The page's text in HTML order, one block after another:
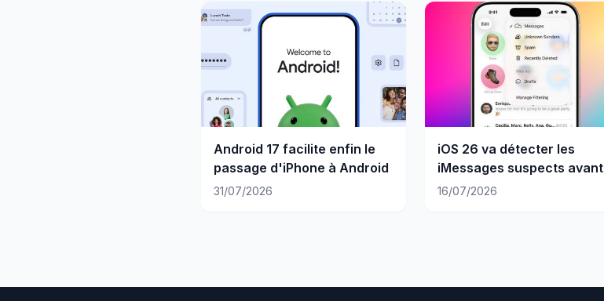
Android 17 facilite enfin le
passage d'iPhone à Android
31/07/2026
iOS 26 va détecter les
iMessages suspects avant
qu'il soit trop tard
16/07/2026